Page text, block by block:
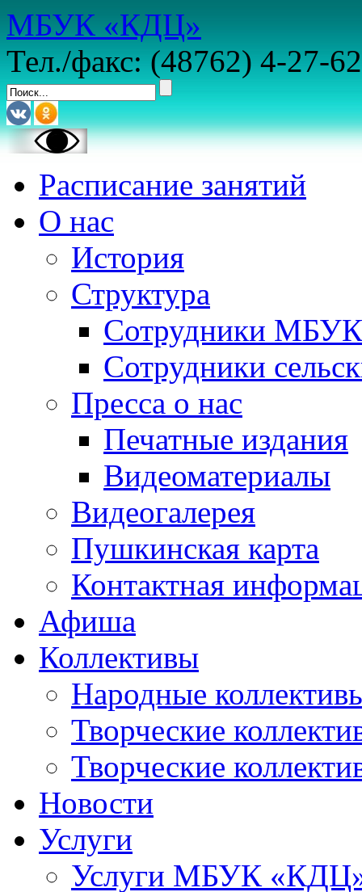
МБУК «КДЦ»
Тел./факс: (48762) 4-27-62
Расписание занятий
О нас
История
Структура
Сотрудники
Сотрудники
Пресса о нас
Печатные издания
Видеоматериалы
Видеогалерея
Пушкинская карта
Контактная
Афиша
Коллективы
Народные
Творческие
Творческие
Новости
Услуги
Услуги МБУК